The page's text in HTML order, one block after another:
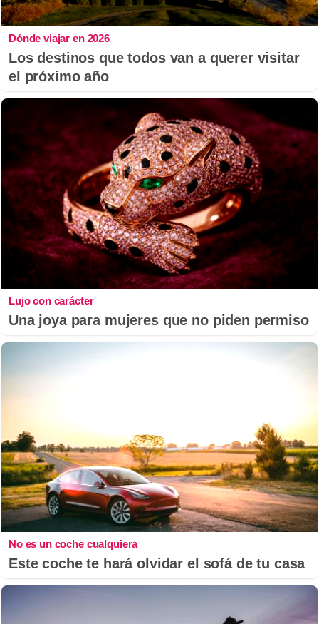
Dónde viajar en 2026
Los destinos que todos van a querer visitar
el próximo año
Lujo con carácter
Una joya para mujeres que no piden permiso
No es un coche cualquiera
Este coche te hará olvidar el sofá de tu casa